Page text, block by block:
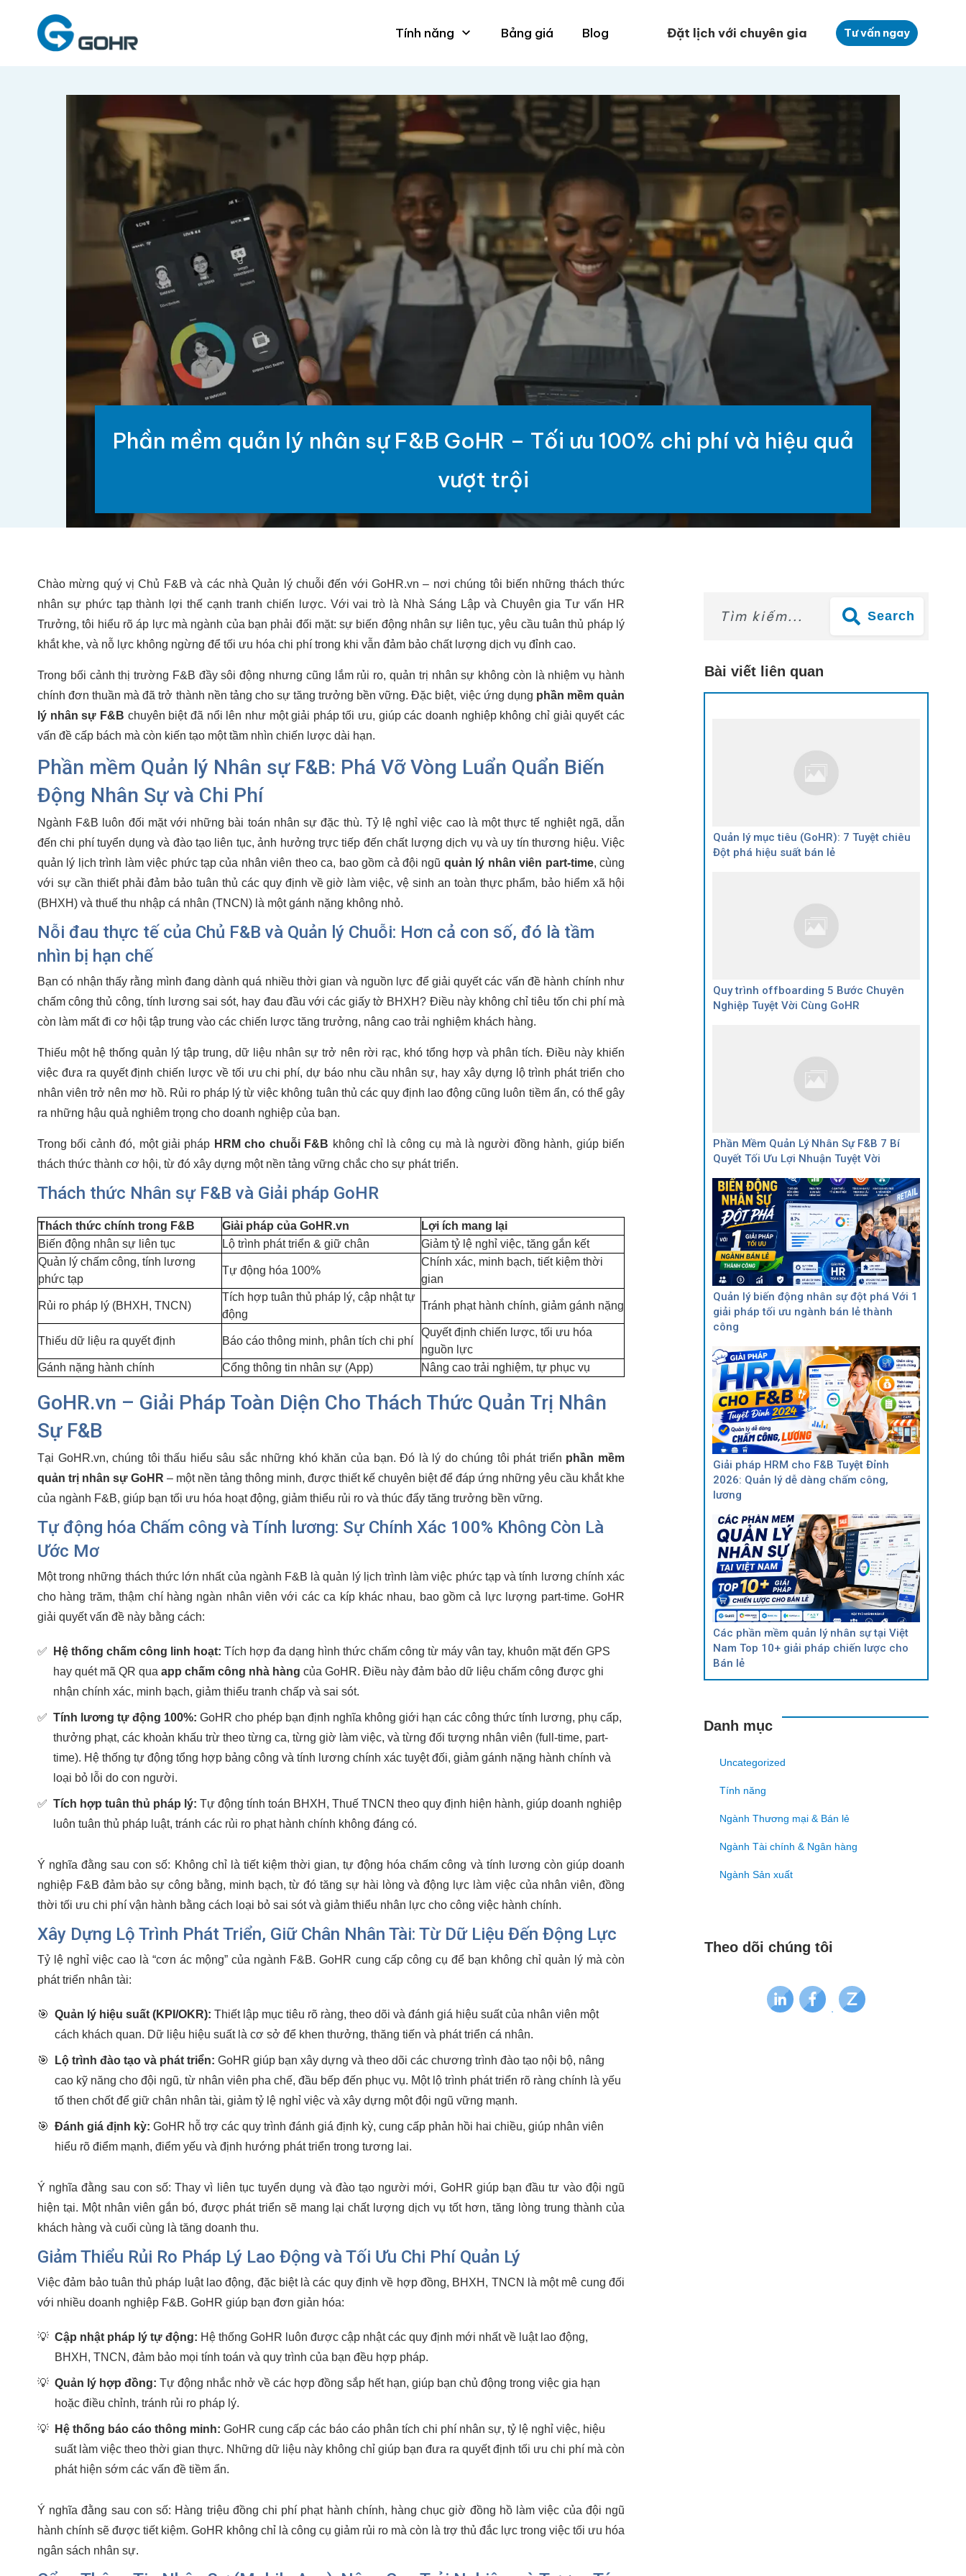
Tính năng Bảng giá Blog Đặt lịch với chuyên gia Tư vấn ngay
Phần mềm quản lý nhân sự F&B GoHR – Tối ưu 100% chi phí và hiệu quả
vượt trội
Chào mừng quý vị Chủ F&B và các nhà Quản lý chuỗi đến với GoHR.vn – nơi chúng tôi biến những thách thức
nhân sự phức tạp thành lợi thế cạnh tranh chiến lược. Với vai trò là Nhà Sáng Lập và Chuyên gia Tư vấn HR
Trưởng, tôi hiểu rõ áp lực mà ngành của bạn phải đối mặt: sự biến động nhân sự liên tục, yêu cầu tuân thủ pháp lý
khắt khe, và nỗ lực không ngừng để tối ưu hóa chi phí trong khi vẫn đảm bảo chất lượng dịch vụ đỉnh cao.
Trong bối cảnh thị trường F&B đầy sôi động nhưng cũng lắm rủi ro, quản trị nhân sự không còn là nhiệm vụ hành
chính đơn thuần mà đã trở thành nền tảng cho sự tăng trưởng bền vững. Đặc biệt, việc ứng dụng phần mềm quản
lý nhân sự F&B chuyên biệt đã nổi lên như một giải pháp tối ưu, giúp các doanh nghiệp không chỉ giải quyết các
vấn đề cấp bách mà còn kiến tạo một tầm nhìn chiến lược dài hạn.
Phần mềm Quản lý Nhân sự F&B: Phá Vỡ Vòng Luẩn Quẩn Biến
Động Nhân Sự và Chi Phí
Ngành F&B luôn đối mặt với những bài toán nhân sự đặc thù. Tỷ lệ nghỉ việc cao là một thực tế nghiệt ngã, dẫn
đến chi phí tuyển dụng và đào tạo liên tục, ảnh hưởng trực tiếp đến chất lượng dịch vụ và uy tín thương hiệu. Việc
quản lý lịch trình làm việc phức tạp của nhân viên theo ca, bao gồm cả đội ngũ quản lý nhân viên part-time, cùng
với sự cần thiết phải đảm bảo tuân thủ các quy định về giờ làm việc, vệ sinh an toàn thực phẩm, bảo hiểm xã hội
(BHXH) và thuế thu nhập cá nhân (TNCN) là một gánh nặng không nhỏ.
Nỗi đau thực tế của Chủ F&B và Quản lý Chuỗi: Hơn cả con số, đó là tầm
nhìn bị hạn chế
Bạn có nhận thấy rằng mình đang dành quá nhiều thời gian và nguồn lực để giải quyết các vấn đề hành chính như
chấm công thủ công, tính lương sai sót, hay đau đầu với các giấy tờ BHXH? Điều này không chỉ tiêu tốn chi phí mà
còn làm mất đi cơ hội tập trung vào các chiến lược tăng trưởng, nâng cao trải nghiệm khách hàng.
Thiếu một hệ thống quản lý tập trung, dữ liệu nhân sự trở nên rời rạc, khó tổng hợp và phân tích. Điều này khiến
việc đưa ra quyết định chiến lược về tối ưu chi phí, dự báo nhu cầu nhân sự, hay xây dựng lộ trình phát triển cho
nhân viên trở nên mơ hồ. Rủi ro pháp lý từ việc không tuân thủ các quy định lao động cũng luôn tiềm ẩn, có thể gây
ra những hậu quả nghiêm trọng cho doanh nghiệp của bạn.
Trong bối cảnh đó, một giải pháp HRM cho chuỗi F&B không chỉ là công cụ mà là người đồng hành, giúp biến
thách thức thành cơ hội, từ đó xây dựng một nền tảng vững chắc cho sự phát triển.
Thách thức Nhân sự F&B và Giải pháp GoHR
Thách thức chính trong F&B Giải pháp của GoHR.vn
Lợi ích mang lại
Biến động nhân sự liên tục
Lộ trình phát triển & giữ chân
Giảm tỷ lệ nghỉ việc, tăng gắn kết
Quản lý chấm công, tính lương
phức tạp
Tự động hóa 100%
Chính xác, minh bạch, tiết kiệm thời
gian
Rủi ro pháp lý (BHXH, TNCN)
Tích hợp tuân thủ pháp lý, cập nhật tự
động
Tránh phạt hành chính, giảm gánh nặng
Thiếu dữ liệu ra quyết định Báo cáo thông minh, phân tích chi phí
Quyết định chiến lược, tối ưu hóa
nguồn lực
Gánh nặng hành chính
Cổng thông tin nhân sự (App) Nâng cao trải nghiệm, tự phục vụ
GoHR.vn – Giải Pháp Toàn Diện Cho Thách Thức Quản Trị Nhân
Sự F&B
Tại GoHR.vn, chúng tôi thấu hiểu sâu sắc những khó khăn của bạn. Đó là lý do chúng tôi phát triển phần mềm
quản trị nhân sự GoHR – một nền tảng thông minh, được thiết kế chuyên biệt để đáp ứng những yêu cầu khắt khe
của ngành F&B, giúp bạn tối ưu hóa hoạt động, giảm thiểu rủi ro và thúc đẩy tăng trưởng bền vững.
Tự động hóa Chấm công và Tính lương: Sự Chính Xác 100% Không Còn Là
Ước Mơ
Một trong những thách thức lớn nhất của ngành F&B là quản lý lịch trình làm việc phức tạp và tính lương chính xác
cho hàng trăm, thậm chí hàng ngàn nhân viên với các ca kíp khác nhau, bao gồm cả lực lượng part-time. GoHR
giải quyết vấn đề này bằng cách:
✅ Hệ thống chấm công linh hoạt: Tích hợp đa dạng hình thức chấm công từ máy vân tay, khuôn mặt đến GPS
hay quét mã QR qua app chấm công nhà hàng của GoHR. Điều này đảm bảo dữ liệu chấm công được ghi
nhận chính xác, minh bạch, giảm thiểu tranh chấp và sai sót.
✅ Tính lương tự động 100%: GoHR cho phép bạn định nghĩa không giới hạn các công thức tính lương, phụ cấp,
thưởng phạt, các khoản khấu trừ theo từng ca, từng giờ làm việc, và từng đối tượng nhân viên (full-time, part-
time). Hệ thống tự động tổng hợp bảng công và tính lương chính xác tuyệt đối, giảm gánh nặng hành chính và
loại bỏ lỗi do con người.
✅ Tích hợp tuân thủ pháp lý: Tự động tính toán BHXH, Thuế TNCN theo quy định hiện hành, giúp doanh nghiệp
luôn tuân thủ pháp luật, tránh các rủi ro phạt hành chính không đáng có.
Ý nghĩa đằng sau con số: Không chỉ là tiết kiệm thời gian, tự động hóa chấm công và tính lương còn giúp doanh
nghiệp F&B đảm bảo sự công bằng, minh bạch, từ đó tăng sự hài lòng và động lực làm việc của nhân viên, đồng
thời tối ưu chi phí vận hành bằng cách loại bỏ sai sót và giảm thiểu nhân lực cho công việc hành chính.
Xây Dựng Lộ Trình Phát Triển, Giữ Chân Nhân Tài: Từ Dữ Liệu Đến Động Lực
Tỷ lệ nghỉ việc cao là “cơn ác mộng” của ngành F&B. GoHR cung cấp công cụ để bạn không chỉ quản lý mà còn
phát triển nhân tài:
🎯 Quản lý hiệu suất (KPI/OKR): Thiết lập mục tiêu rõ ràng, theo dõi và đánh giá hiệu suất của nhân viên một
cách khách quan. Dữ liệu hiệu suất là cơ sở để khen thưởng, thăng tiến và phát triển cá nhân.
🎯 Lộ trình đào tạo và phát triển: GoHR giúp bạn xây dựng và theo dõi các chương trình đào tạo nội bộ, nâng
cao kỹ năng cho đội ngũ, từ nhân viên pha chế, đầu bếp đến phục vụ. Một lộ trình phát triển rõ ràng chính là yếu
tố then chốt để giữ chân nhân tài, giảm tỷ lệ nghỉ việc và xây dựng một đội ngũ vững mạnh.
🎯 Đánh giá định kỳ: GoHR hỗ trợ các quy trình đánh giá định kỳ, cung cấp phản hồi hai chiều, giúp nhân viên
hiểu rõ điểm mạnh, điểm yếu và định hướng phát triển trong tương lai.
Ý nghĩa đằng sau con số: Thay vì liên tục tuyển dụng và đào tạo người mới, GoHR giúp bạn đầu tư vào đội ngũ
hiện tại. Một nhân viên gắn bó, được phát triển sẽ mang lại chất lượng dịch vụ tốt hơn, tăng lòng trung thành của
khách hàng và cuối cùng là tăng doanh thu.
Giảm Thiểu Rủi Ro Pháp Lý Lao Động và Tối Ưu Chi Phí Quản Lý
Việc đảm bảo tuân thủ pháp luật lao động, đặc biệt là các quy định về hợp đồng, BHXH, TNCN là một mê cung đối
với nhiều doanh nghiệp F&B. GoHR giúp bạn đơn giản hóa:
💡 Cập nhật pháp lý tự động: Hệ thống GoHR luôn được cập nhật các quy định mới nhất về luật lao động,
BHXH, TNCN, đảm bảo mọi tính toán và quy trình của bạn đều hợp pháp.
💡 Quản lý hợp đồng: Tự động nhắc nhở về các hợp đồng sắp hết hạn, giúp bạn chủ động trong việc gia hạn
hoặc điều chỉnh, tránh rủi ro pháp lý.
💡 Hệ thống báo cáo thông minh: GoHR cung cấp các báo cáo phân tích chi phí nhân sự, tỷ lệ nghỉ việc, hiệu
suất làm việc theo thời gian thực. Những dữ liệu này không chỉ giúp bạn đưa ra quyết định tối ưu chi phí mà còn
phát hiện sớm các vấn đề tiềm ẩn.
Ý nghĩa đằng sau con số: Hàng triệu đồng chi phí phạt hành chính, hàng chục giờ đồng hồ làm việc của đội ngũ
hành chính sẽ được tiết kiệm. GoHR không chỉ là công cụ giảm rủi ro mà còn là trợ thủ đắc lực trong việc tối ưu hóa
ngân sách nhân sự.
Search
Bài viết liên quan
Quản lý mục tiêu (GoHR): 7 Tuyệt chiêu
Đột phá hiệu suất bán lẻ
Quy trình offboarding 5 Bước Chuyên
Nghiệp Tuyệt Vời Cùng GoHR
Phần Mềm Quản Lý Nhân Sự F&B 7 Bí
Quyết Tối Ưu Lợi Nhuận Tuyệt Vời
Quản lý biến động nhân sự đột phá Với 1
giải pháp tối ưu ngành bán lẻ thành
công
Giải pháp HRM cho F&B Tuyệt Đỉnh
2026: Quản lý dễ dàng chấm công,
lương
Các phần mềm quản lý nhân sự tại Việt
Nam Top 10+ giải pháp chiến lược cho
Bán lẻ
Danh mục
Uncategorized
Tính năng
Ngành Thương mại & Bán lẻ
Ngành Tài chính & Ngân hàng
Ngành Sản xuất
Theo dõi chúng tôi